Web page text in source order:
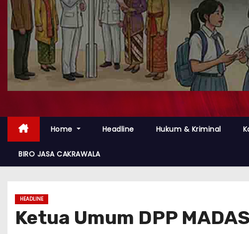
Home Headline Hukum & Kriminal
BIRO JASA CAKRAWALA
HEADLINE
Ketua Umum DPP